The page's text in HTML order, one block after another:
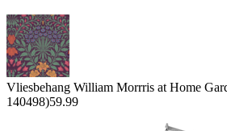
Vliesbehang William Morrris at Home
140498)59.99